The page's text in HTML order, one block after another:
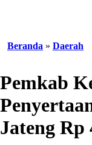
Beranda » Daerah
Pemkab
Jateng